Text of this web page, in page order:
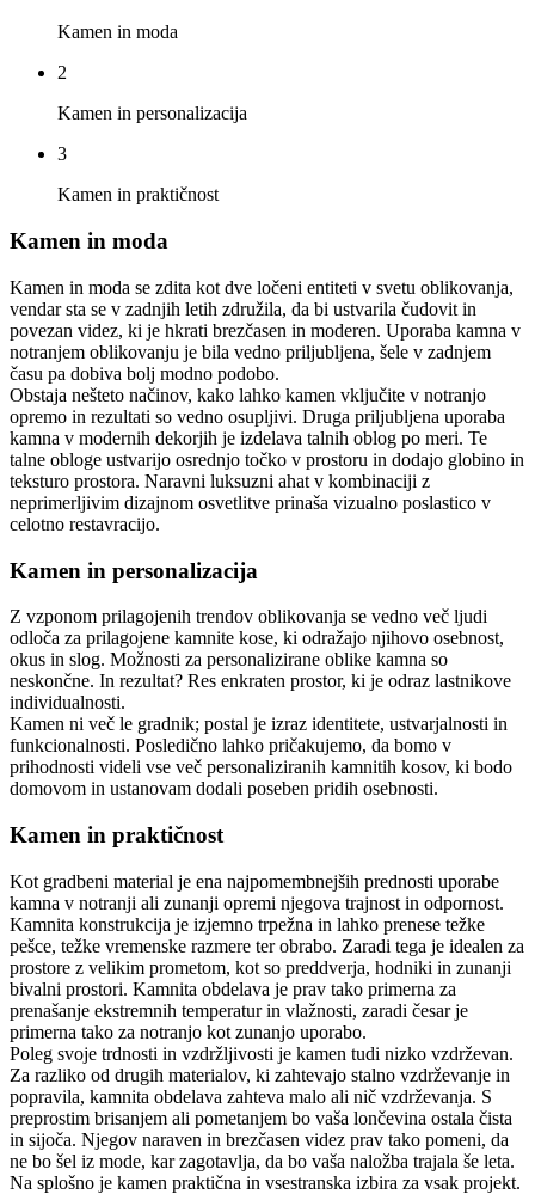
Kamen in moda
2
Kamen in personalizacija
3
Kamen in praktičnost
Kamen in moda
Kamen in moda se zdita kot dve ločeni entiteti v svetu oblikovanja,
vendar sta se v zadnjih letih združila, da bi ustvarila čudovit in
povezan videz, ki je hkrati brezčasen in moderen. Uporaba kamna v
notranjem oblikovanju je bila vedno priljubljena, šele v zadnjem
času pa dobiva bolj modno podobo.
Obstaja nešteto načinov, kako lahko kamen vključite v notranjo
opremo in rezultati so vedno osupljivi. Druga priljubljena uporaba
kamna v modernih dekorjih je izdelava talnih oblog po meri. Te
talne obloge ustvarijo osrednjo točko v prostoru in dodajo globino in
teksturo prostora. Naravni luksuzni ahat v kombinaciji z
neprimerljivim dizajnom osvetlitve prinaša vizualno poslastico v
celotno restavracijo.
Kamen in personalizacija
Z vzponom prilagojenih trendov oblikovanja se vedno več ljudi
odloča za prilagojene kamnite kose, ki odražajo njihovo osebnost,
okus in slog. Možnosti za personalizirane oblike kamna so
neskončne. In rezultat? Res enkraten prostor, ki je odraz lastnikove
individualnosti.
Kamen ni več le gradnik; postal je izraz identitete, ustvarjalnosti in
funkcionalnosti. Posledično lahko pričakujemo, da bomo v
prihodnosti videli vse več personaliziranih kamnitih kosov, ki bodo
domovom in ustanovam dodali poseben pridih osebnosti.
Kamen in praktičnost
Kot gradbeni material je ena najpomembnejših prednosti uporabe
kamna v notranji ali zunanji opremi njegova trajnost in odpornost.
Kamnita konstrukcija je izjemno trpežna in lahko prenese težke
pešce, težke vremenske razmere ter obrabo. Zaradi tega je idealen za
prostore z velikim prometom, kot so preddverja, hodniki in zunanji
bivalni prostori. Kamnita obdelava je prav tako primerna za
prenašanje ekstremnih temperatur in vlažnosti, zaradi česar je
primerna tako za notranjo kot zunanjo uporabo.
Poleg svoje trdnosti in vzdržljivosti je kamen tudi nizko vzdrževan.
Za razliko od drugih materialov, ki zahtevajo stalno vzdrževanje in
popravila, kamnita obdelava zahteva malo ali nič vzdrževanja. S
preprostim brisanjem ali pometanjem bo vaša lončevina ostala čista
in sijoča. Njegov naraven in brezčasen videz prav tako pomeni, da
ne bo šel iz mode, kar zagotavlja, da bo vaša naložba trajala še leta.
Na splošno je kamen praktična in vsestranska izbira za vsak projekt.